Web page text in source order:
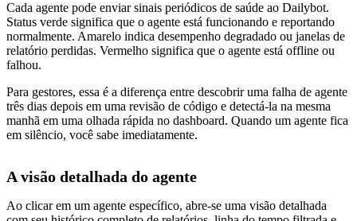
Cada agente pode enviar sinais periódicos de saúde ao Dailybot.
Status verde significa que o agente está funcionando e reportando
normalmente. Amarelo indica desempenho degradado ou janelas de
relatório perdidas. Vermelho significa que o agente está offline ou
falhou.
Para gestores, essa é a diferença entre descobrir uma falha de agente
três dias depois em uma revisão de código e detectá-la na mesma
manhã em uma olhada rápida no dashboard. Quando um agente fica
em silêncio, você sabe imediatamente.
A visão detalhada do agente
Ao clicar em um agente específico, abre-se uma visão detalhada